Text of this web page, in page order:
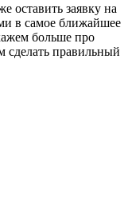
оставить заявку на
в самое ближайшее
больше про
правильный